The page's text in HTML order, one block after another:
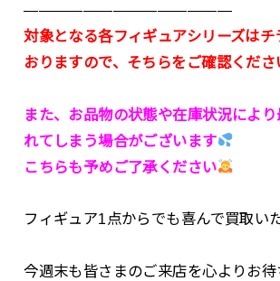
——————————————
対象となる各フィギュアシリーズはチ
おりますので、そちらをご確認くださ
また、お品物の状態や在庫状況によ
れてしまう場合がございます
こちらも予めご了承ください
フィギュア1点からでも喜んで買取い
今週末も皆さまのご来店を心よりお